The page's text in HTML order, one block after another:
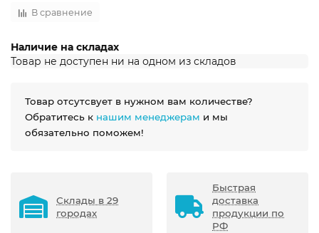
В сравнение
Наличие на складах
Товар не доступен ни на одном из складов
Товар отсутсвует в нужном вам количестве?
Обратитесь к нашим менеджерам и мы
обязательно поможем!
Склады в 29
городах
Быстрая
доставка
продукции по
РФ